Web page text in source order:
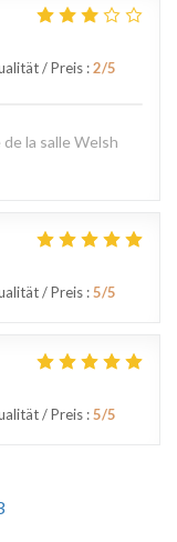
/ Preis :2/5
la salle Welsh
/ Preis :5/5
/ Preis :5/5